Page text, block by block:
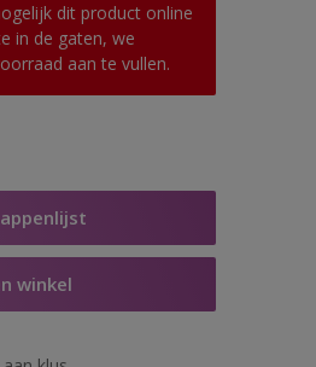
dit product online
in de gaten, we
aan te vullen.
winkel